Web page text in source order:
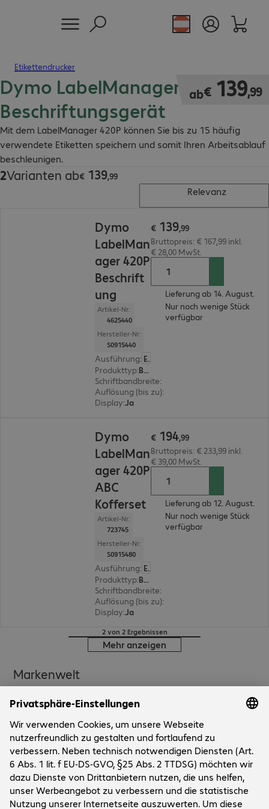
Etikettendrucker
Dymo LabelManager 420P
Beschriftungsgerät
Mit dem LabelManager 420P können Sie bis zu 15 häufig
verwendete Etiketten speichern und somit Ihren Arbeitsablauf
beschleunigen.
ab€ 139,99
€ 139,99
2Varianten ab€ 139,99
€ 139,99
Relevanz
Dymo
LabelMan
ager 420P
Beschrift
ung
Artikel-Nr:
4625440
Hersteller-Nr:
S0915440
Ausführung:
Europäisch
Produkttyp: Beschriftungsgerät
Schriftbandbreite:
Auflösung (bis zu):
Display:Ja
€ 139,99
Bruttopreis: € 167,99 inkl.
€ 28,00 MwSt.
Lieferung ab 14. August.
Nur noch wenige Stück
verfügbar
Dymo
LabelMan
ager 420P
ABC
Kofferset
Artikel-Nr:
723745
Hersteller-Nr:
S0915480
Ausführung:
Europäisch
Produkttyp: Beschriftungsgerät
Schriftbandbreite:
Auflösung (bis zu):
Display:Ja
€ 194,99
Bruttopreis: € 233,99 inkl.
€ 39,00 MwSt.
Lieferung ab 12. August.
Nur noch wenige Stück
verfügbar
2 von 2 Ergebnissen
Mehr anzeigen
Markenwelt
Unternehmen